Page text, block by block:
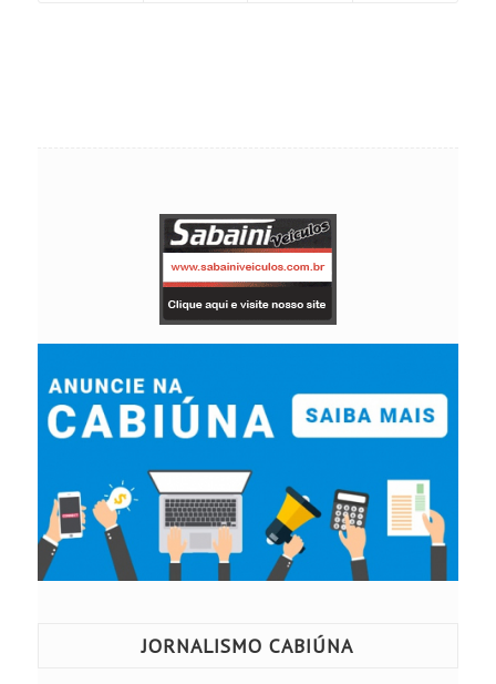
JORNALISMO CABIÚNA